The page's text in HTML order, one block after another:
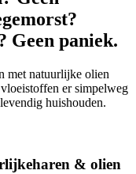
gemorst?
Geen paniek.
met natuurlijke olien
er simpelweg
huishouden.
haren & olien